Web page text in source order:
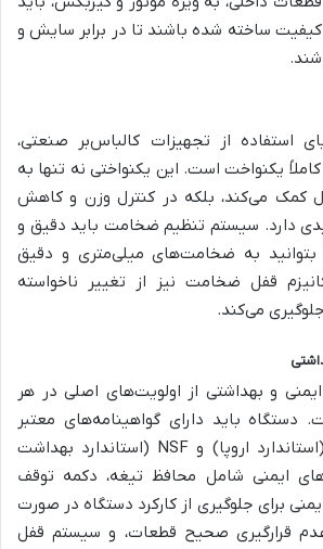
کیفیت ساخته شده باشند تا در برابر سایش و
استفاده از تجهیزات کالباس‌بر صنعتی،
یکنواخت است. این یکنواختی نه تنها به
کمک می‌کند، بلکه در کنترل وزن و کاهش
دارد. سیستم تنظیم ضخامت باید دقیق و
به ضخامت‌های میلی‌متری و دقیق
قفل ضخامت نیز از تغییر ناخواسته
می‌کند.
و بهداشتی از اولویت‌های اصلی در هر
باید دارای گواهینامه‌های معتبر
بین‌المللی مانند CE (استاندارد اروپا) و NSF (استاندارد بهداشت
ایمنی شامل محافظ تیغه، دکمه توقف
برای جلوگیری از کارکرد دستگاه در صورت
قرارگیری صحیح قطعات، و سیستم قفل